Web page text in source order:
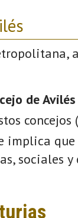
de Avilés
implica
sociales y